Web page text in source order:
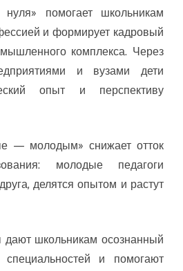
помогает школьникам
и формирует кадровый
комплекса. Через
и вузами дети
опыт и перспективу
— молодым» снижает отток
молодые педагоги
делятся опытом и растут
школьникам осознанный
специальностей и помогают